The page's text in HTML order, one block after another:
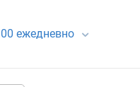
ежедневно